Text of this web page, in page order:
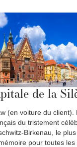
de la
(en voiture du client).
du tristement
Birkenau, le
pour toutes les